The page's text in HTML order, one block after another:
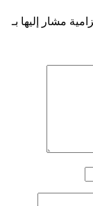
مشار إليها بـ